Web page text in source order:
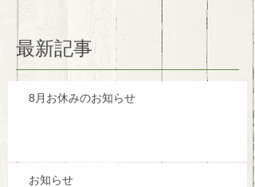
最新記事
8月お休みのお知らせ
お知らせ